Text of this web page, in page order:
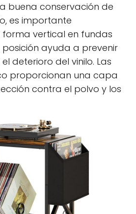
buena conservación de
es importante
vertical en fundas
ayuda a prevenir
deterioro del vinilo. Las
proporcionan una capa
contra el polvo y los